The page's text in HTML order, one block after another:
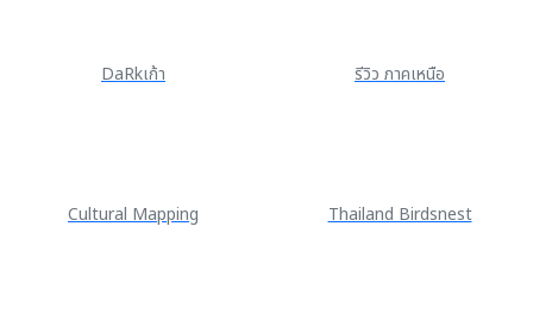
DaRkเก้า รีวิว ภาคเหนือ
Cultural Mapping Thailand Birdsnest